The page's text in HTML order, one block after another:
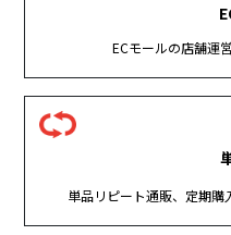
ECモールの店舗運
単品リピート通販、定期購